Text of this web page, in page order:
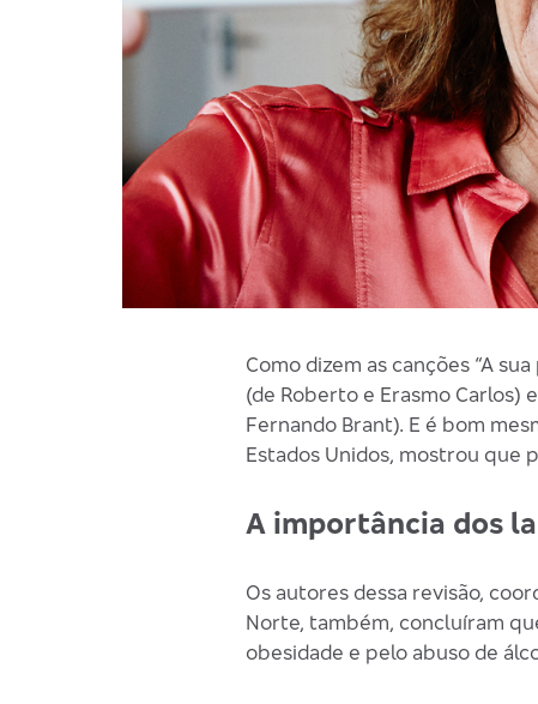
Como dizem as canções “A
(de Roberto e Erasmo Carlos)
Fernando Brant). E é bom
Estados Unidos, mostrou que
A importância dos
Os autores dessa revisão,
Norte, também, concluíram
obesidade e pelo abuso de